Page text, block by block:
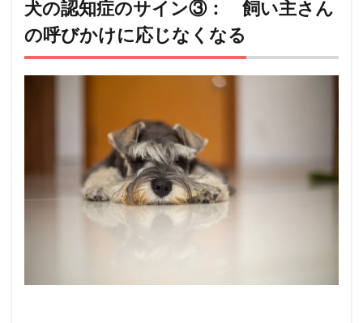
コミュ
ニケー
ション
を大切
にする
知症
犬の認知症のサイン③： 飼い主さん
の呼びかけに応じなくなる